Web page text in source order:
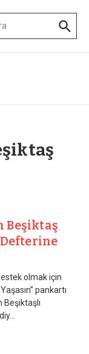
Beşiktaş
olmak için
pankartı
Beşiktaşlı